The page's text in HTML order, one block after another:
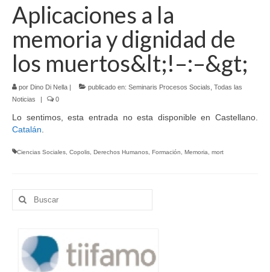
Aplicaciones a la
memoria y dignidad de
los muertos&lt;!–:–&gt;
por Dino Di Nella | publicado en: Seminaris Procesos Socials Todas las
Noticias
| 0
Lo sentimos, esta entrada no esta disponible en Castellano.
Catalán
Ciencias Sociales Copolis Derechos Humanos Formación Memoria mort
Buscar
por: